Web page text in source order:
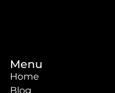
Menu
Home
Blog